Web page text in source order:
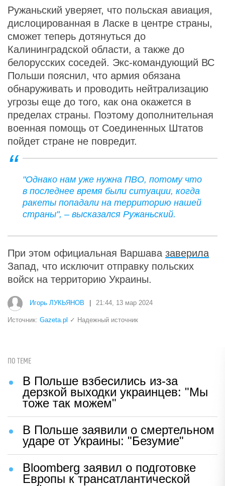
Ружаньский уверяет, что польская авиация,
дислоцированная в Ласке в центре страны,
сможет теперь дотянуться до
Калининградской области, а также до
белорусских соседей. Экс-командующий ВС
Польши пояснил, что армия обязана
обнаруживать и проводить нейтрализацию
угрозы еще до того, как она окажется в
пределах страны. Поэтому дополнительная
военная помощь от Соединенных Штатов
пойдет стране не повредит.
"Однако нам уже нужна ПВО, потому что
в последнее время были ситуации, когда
ракеты попадали на территорию нашей
страны", – высказался Ружаньский.
При этом официальная Варшава заверила
Запад, что исключит отправку польских
войск на территорию Украины.
Игорь ЛУКЬЯНОВ 21:44, 13 мар 2024
Источник: Gazeta.pl ✓ Надежный источник
ПО ТЕМЕ
В Польше взбесились из-за
дерзкой выходки украинцев: "Мы
тоже так можем"
В Польше заявили о смертельном
ударе от Украины: "Безумие"
Bloomberg заявил о подготовке
Европы к трансатлантической